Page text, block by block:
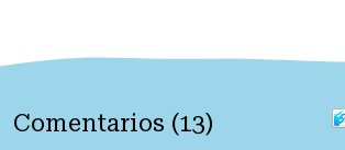
Comentarios (13)